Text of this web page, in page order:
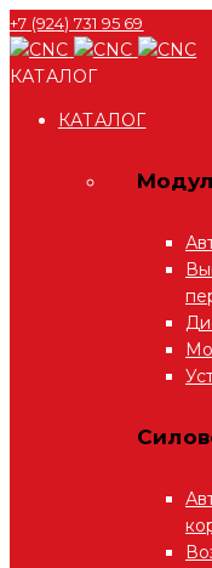
+7 (924) 731 95 69
КАТАЛОГ
КАТАЛОГ